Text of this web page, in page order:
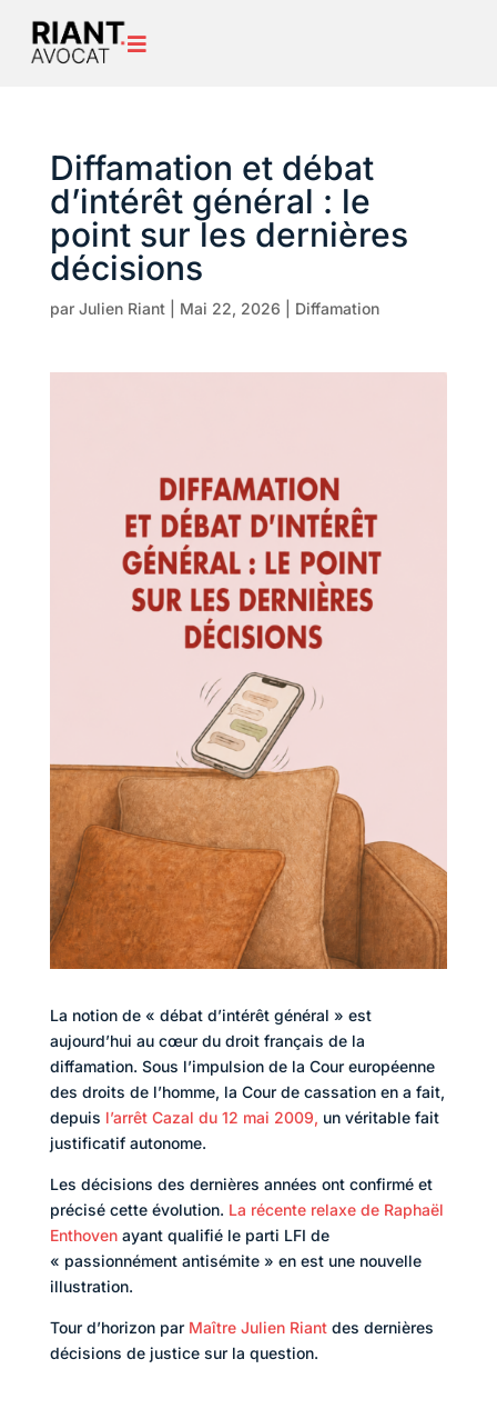

Diffamation et débat
d’intérêt général : le
point sur les dernières
décisions
par Julien Riant| Mai 22, 2026 Diffamation
La notion de « débat d’intérêt général » est
aujourd’hui au cœur du droit français de la
diffamation. Sous l’impulsion de la Cour européenne
des droits de l’homme, la Cour de cassation en a fait,
depuis l’arrêt Cazal du 12 mai 2009, un véritable fait
justificatif autonome.
Les décisions des dernières années ont confirmé et
précisé cette évolution. La récente relaxe de Raphaël
Enthovenayant qualifié le parti LFI de
« passionnément antisémite » en est une nouvelle
illustration.
Tour d’horizon par Maître Julien Riantdes dernières
décisions de justice sur la question.